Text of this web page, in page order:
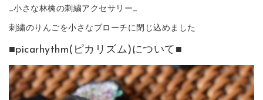
_小さな林檎の刺繍アクセサリー_
刺繍のりんごを小さなブローチに閉じ込めました
■picarhythm(ピカリズム)について■